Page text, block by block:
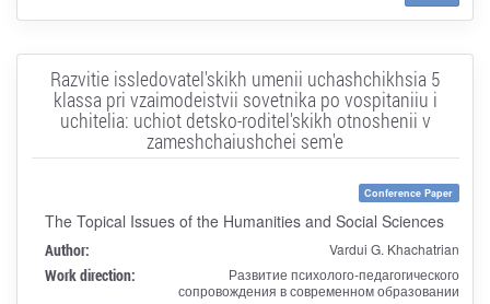
Razvitie issledovatel'skikh umenii uchashchikhsia 5
klassa pri vzaimodeistvii sovetnika po vospitaniiu i
uchitelia: uchiot detsko-roditel'skikh otnoshenii v
zameshchaiushchei sem'e
Conference Paper
The Topical Issues of the Humanities and Social Sciences
Author: Vardui G. Khachatrian
Work direction:
Развитие психолого-педагогического
сопровождения в современном образовании